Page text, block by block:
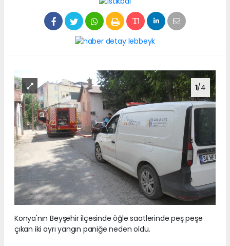
1/4
Konya'nın Beyşehir ilçesinde öğle saatlerinde peş peşe
çıkan iki ayrı yangın paniğe neden oldu.